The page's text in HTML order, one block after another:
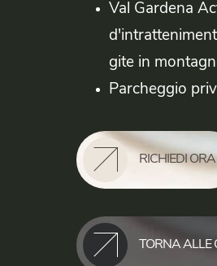
Val Gardena
gite in
Parcheggio
RICHIEDI ORA
TORNA ALLE